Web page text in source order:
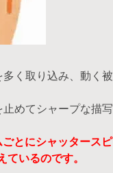
く取り込み、動く被
めてシャープな描写
とにシャッタースピ
いるのです。